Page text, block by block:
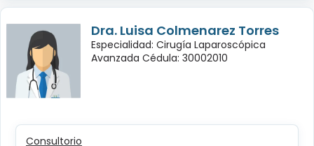
Dra. Luisa Colmenarez Torres
Especialidad: Cirugía Laparoscópica
Avanzada Cédula: 30002010
Consultorio